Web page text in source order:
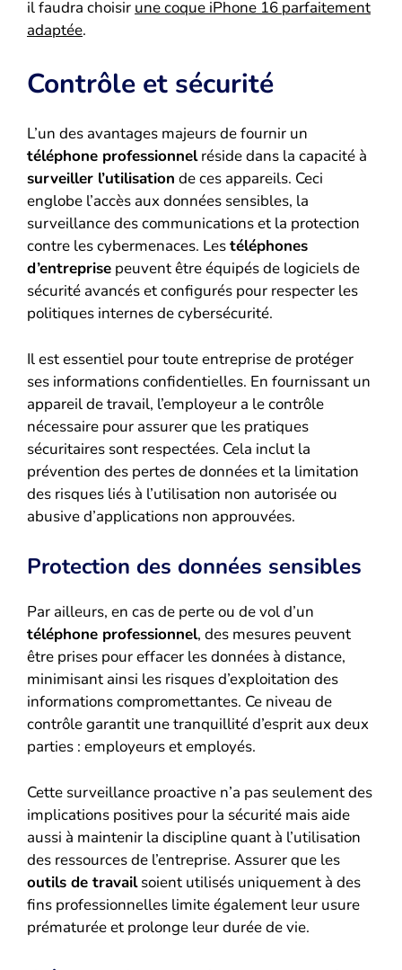
il faudra choisir une coque iPhone 16 parfaitement
adaptée.
Contrôle et sécurité
L’un des avantages majeurs de fournir un
téléphone professionnelréside dans la capacité à
surveiller l’utilisation de ces appareils. Ceci
englobe l’accès aux données sensibles, la
surveillance des communications et la protection
contre les cybermenaces. Lestéléphones
d’entreprise peuvent être équipés de logiciels de
sécurité avancés et configurés pour respecter les
politiques internes de cybersécurité.
Il est essentiel pour toute entreprise de protéger
ses informations confidentielles. En fournissant un
appareil de travail, l’employeur a le contrôle
nécessaire pour assurer que les pratiques
sécuritaires sont respectées. Cela inclut la
prévention des pertes de données et la limitation
des risques liés à l’utilisation non autorisée ou
abusive d’applications non approuvées.
Protection des données sensibles
Par ailleurs, en cas de perte ou de vol d’un
téléphone professionnel, des mesures peuvent
être prises pour effacer les données à distance,
minimisant ainsi les risques d’exploitation des
informations compromettantes. Ce niveau de
contrôle garantit une tranquillité d’esprit aux deux
parties : employeurs et employés.
Cette surveillance proactive n’a pas seulement des
implications positives pour la sécurité mais aide
aussi à maintenir la discipline quant à l’utilisation
des ressources de l’entreprise. Assurer que les
outils de travailsoient utilisés uniquement à des
fins professionnelles limite également leur usure
prématurée et prolonge leur durée de vie.